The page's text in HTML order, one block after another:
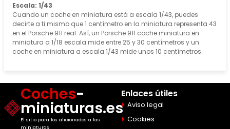
Escala: 1/43
Cuando un coche en miniatura está a escala 1/43, puedes
decirte a ti mismo que 1 centímetro en la miniatura representa 43
en el Porsche 911 real. Así, un Porsche 911 coche miniatura en
miniatura a 1/18 escala mide entre 25 y 30 centímetros y un
coche en miniatura a escala 1/43 mide unos 10 centímetros.
Coches-
miniaturas.es
El sitio para los aficionados a las
miniaturas
Enlaces útiles
Aviso legal
Cookies